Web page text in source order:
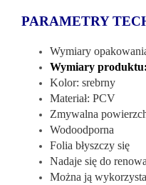
PARAMETRY
Wymiary
Wymiary
Kolor: srebrny
Materiał: PCV
Zmywalna
Wodoodporna
Folia błyszczy się
Nadaje się do
Można ją